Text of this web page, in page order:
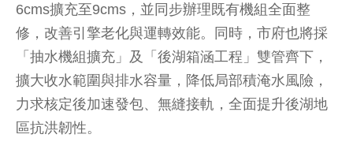
6cms擴充至9cms，並同步辦理既有機組全面整
修，改善引擎老化與運轉效能。同時，市府也將採
「抽水機組擴充」及「後湖箱涵工程」雙管齊下，
擴大收水範圍與排水容量，降低局部積淹水風險，
力求核定後加速發包、無縫接軌，全面提升後湖地
區抗洪韌性。